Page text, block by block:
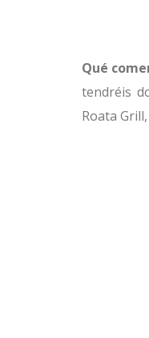
Qué
tendréis
Roata